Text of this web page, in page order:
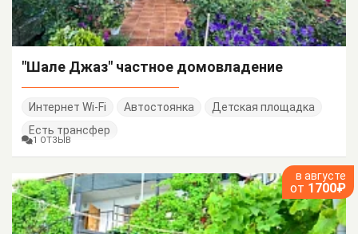
"Шале Джаз" частное домовладение
Интернет Wi-Fi Автостоянка
Детская площадка
Есть трансфер
1 ОТЗЫВ
в августе
от 1700₽